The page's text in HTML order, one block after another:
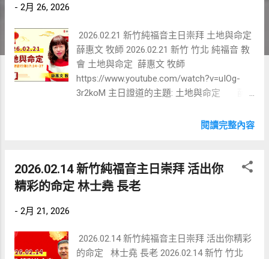
- 2月 26, 2026
2026.02.21 新竹純福音主日崇拜 土地與命定
薛惠文 牧師 2026.02.21 新竹 竹北 純福音 教
會 土地與命定 薛惠文 牧師
https://www.youtube.com/watch?v=uIOg-
3r2koM 主日證道的主題: 土地與命定 薛
和其中萬物的神，既是天地的主，就不住人
人。他從一本（有古卷作血脈）造出萬族的
人，住在全地上，並且預先定準他們的年限
和所住的疆界，要叫他們尋求神，或者可以
定」這個題目跟大家分享 。 我們知道以色列
這個國家，在公元70年徹底亡國，但在1948
閱讀完整內容
2026.02.14 新竹純福音主日崇拜 活出你
精彩的命定 林士堯 長老
- 2月 21, 2026
2026.02.14 新竹純福音主日崇拜 活出你精彩
的命定 林士堯 長老 2026.02.14 新竹 竹北